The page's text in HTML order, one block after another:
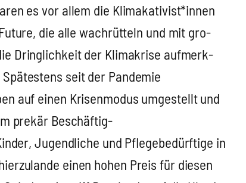
es vor allem die Klimakativist*innen
die alle wach­rüt­teln und mit gro­
Dring­lich­keit der Kli­ma­kri­se auf­merk­
seit der Pan­de­mie
auf einen Kri­sen­mo­dus umge­stellt und
pre­kär Beschäf­tig­
Jugend­li­che und Pfle­ge­be­dürf­ti­ge in
einen hohen Preis für die­sen